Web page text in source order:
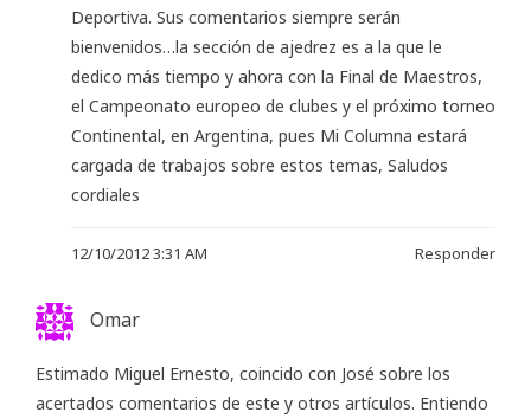
Deportiva. Sus comentarios siempre serán
bienvenidos…la sección de ajedrez es a la que le
dedico más tiempo y ahora con la Final de Maestros,
el Campeonato europeo de clubes y el próximo torneo
Continental, en Argentina, pues Mi Columna estará
cargada de trabajos sobre estos temas, Saludos
cordiales
12/10/2012 3:31 AM Responder
Omar
Estimado Miguel Ernesto, coincido con José sobre los
acertados comentarios de este y otros artículos. Entiendo